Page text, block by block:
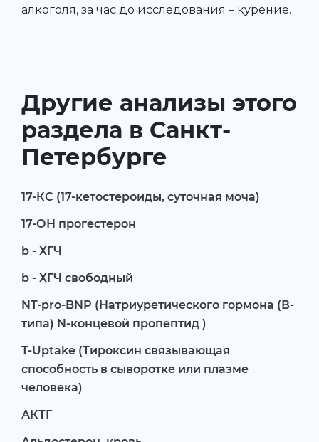
алкоголя, за час до исследования – курение.
Другие анализы этого
раздела в Санкт-
Петербурге
17-КС (17-кетостероиды, суточная моча)
17-ОН прогестерон
b - ХГЧ
b - ХГЧ свободный
NT-pro-BNP (Натриуретического гормона (В-
типа) N-концевой пропептид )
T-Uptake (Тироксин связывающая
способность в сыворотке или плазме
человека)
АКТГ